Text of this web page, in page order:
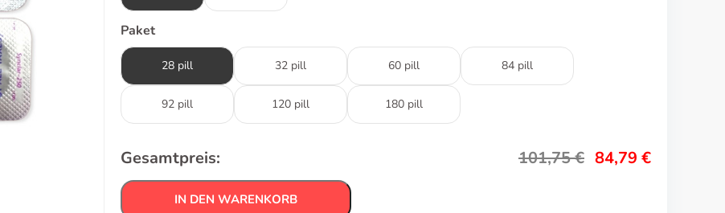
Paket
28 pill 32 pill 60 pill 84 pill
92 pill 120 pill 180 pill
Gesamtpreis: 101,75€ 84,79 €
IN DEN WARENKORB